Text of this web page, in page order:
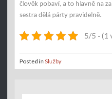
člověk pobaví, a to hlavně na
sestra dělá párty pravidelně.
5/5 - (1
Posted in Služby